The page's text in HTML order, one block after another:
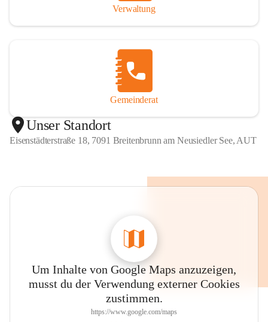
Verwaltung
Gemeinderat
Unser Standort
Eisenstädterstraße 18, 7091 Breitenbrunn am Neusiedler See, AUT
Um Inhalte von Google Maps anzuzeigen,
musst du der Verwendung externer Cookies
zustimmen.
https://www.google.com/maps